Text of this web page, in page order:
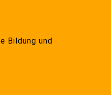
Bildung und